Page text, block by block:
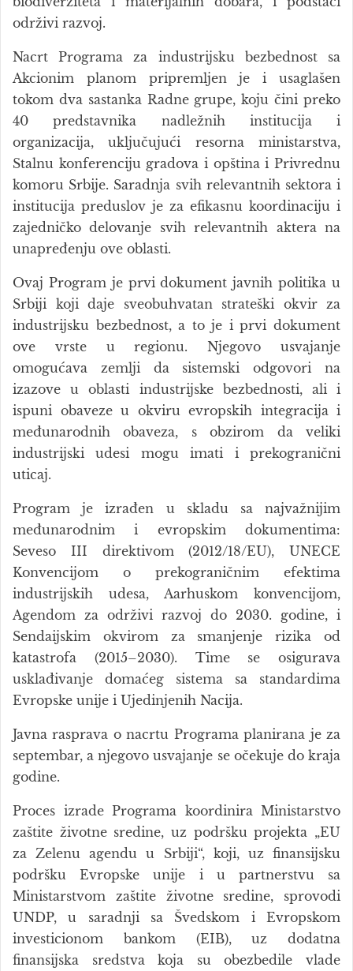
održivi razvoj.
Nacrt Programa za industrijsku bezbednost sa
Akcionim planom pripremljen je i usaglašen
tokom dva sastanka Radne grupe, koju čini preko
40 predstavnika nadležnih institucija i
organizacija, uključujući resorna ministarstva,
Stalnu konferenciju gradova i opština i Privrednu
komoru Srbije. Saradnja svih relevantnih sektora i
institucija preduslov je za efikasnu koordinaciju i
zajedničko delovanje svih relevantnih aktera na
unapređenju ove oblasti.
Ovaj Program je prvi dokument javnih politika u
Srbiji koji daje sveobuhvatan strateški okvir za
industrijsku bezbednost, a to je i prvi dokument
ove vrste u regionu. Njegovo usvajanje
omogućava zemlji da sistemski odgovori na
izazove u oblasti industrijske bezbednosti, ali i
ispuni obaveze u okviru evropskih integracija i
međunarodnih obaveza, s obzirom da veliki
industrijski udesi mogu imati i prekogranični
uticaj.
Program je izrađen u skladu sa najvažnijim
međunarodnim i evropskim dokumentima:
Seveso III direktivom (2012/18/EU), UNECE
Konvencijom o prekograničnim efektima
industrijskih udesa, Aarhuskom konvencijom,
Agendom za održivi razvoj do 2030. godine, i
Sendaijskim okvirom za smanjenje rizika od
katastrofa (2015–2030). Time se osigurava
usklađivanje domaćeg sistema sa standardima
Evropske unije i Ujedinjenih Nacija.
Javna rasprava o nacrtu Programa planirana je za
septembar, a njegovo usvajanje se očekuje do kraja
godine.
Proces izrade Programa koordinira Ministarstvo
zaštite životne sredine, uz podršku projekta „EU
za Zelenu agendu u Srbiji“, koji, uz finansijsku
podršku Evropske unije i u partnerstvu sa
Ministarstvom zaštite životne sredine, sprovodi
UNDP, u saradnji sa Švedskom i Evropskom
investicionom bankom (EIB), uz dodatna
finansijska sredstva koja su obezbedile vlade